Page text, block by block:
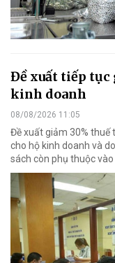
Đề xuất tiếp tục
kinh doanh
08/08/2026 11:05
Đề xuất giảm 30%
cho hộ kinh doanh và
sách còn phụ thuộc